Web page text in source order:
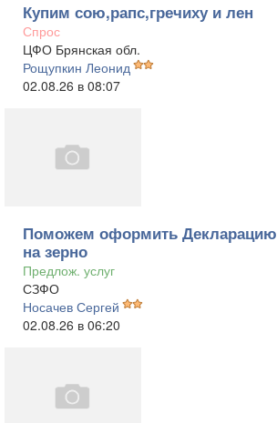
Купим сою,рапс,гречиху и лен
Спрос
ЦФО Брянская обл.
Рощупкин Леонид
02.08.26 в 08:07
Поможем оформить Декларацию
на зерно
Предлож. услуг
СЗФО
Носачев Сергей
02.08.26 в 06:20